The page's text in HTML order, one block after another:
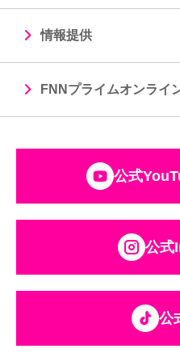
情報提供
FNNプライムオンライ
公式
公式
公